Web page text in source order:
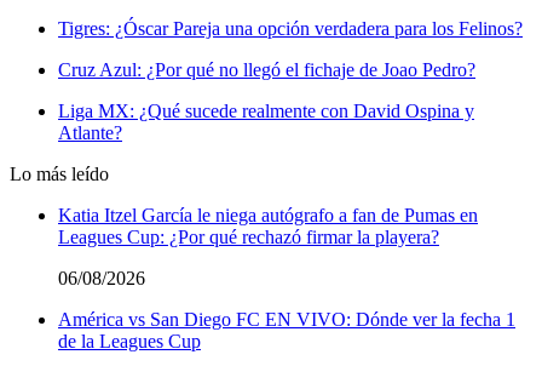
Tigres: ¿Óscar Pareja una opción verdadera para los Felinos?
Cruz Azul: ¿Por qué no llegó el fichaje de Joao Pedro?
Liga MX: ¿Qué sucede realmente con David Ospina y
Atlante?
Lo más leído
Katia Itzel García le niega autógrafo a fan de Pumas en
Leagues Cup: ¿Por qué rechazó firmar la playera?
06/08/2026
América vs San Diego FC EN VIVO: Dónde ver la fecha 1
de la Leagues Cup